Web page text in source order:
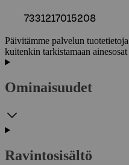
7331217015208
Päivitämme palvelun
kuitenkin tarkistamaan
Ominaisuudet
Ravintosisältö